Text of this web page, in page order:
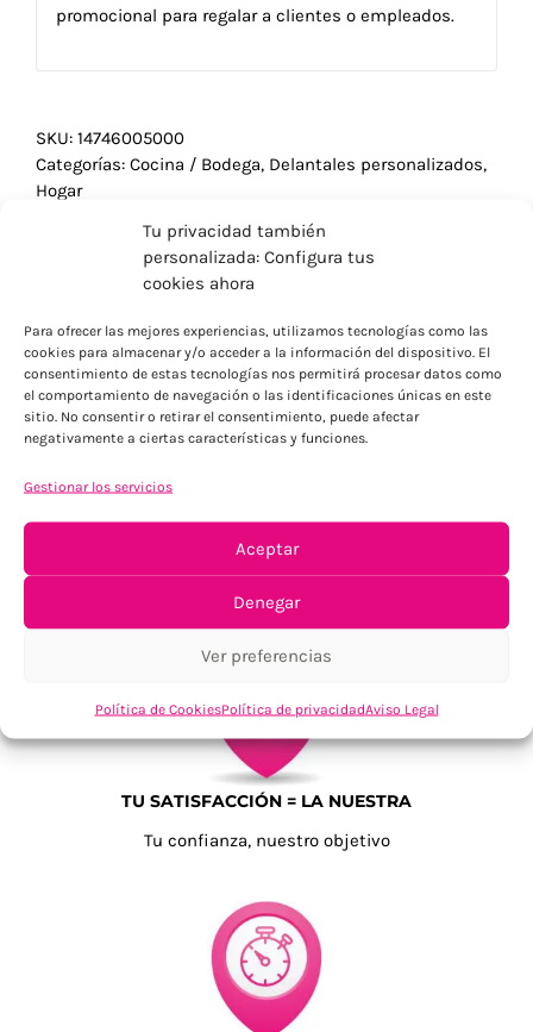
Tu privacidad también
personalizada: Configura tus
cookies ahora
Para ofrecer las mejores experiencias, utilizamos tecnologías como las
cookies para almacenar y/o acceder a la información del dispositivo. El
consentimiento de estas tecnologías nos permitirá procesar datos como
el comportamiento de navegación o las identificaciones únicas en este
sitio. No consentir o retirar el consentimiento, puede afectar
negativamente a ciertas características y funciones.
Gestionar los servicios
Aceptar
Denegar
Ver preferencias
Política de CookiesPolítica de privacidadAviso Legal
promocional para regalar a clientes o empleados.
SKU: 14746005000
Categorías: Cocina / Bodega, Delantales personalizados,
Hogar
ENVÍOS ECONÓMICOS
Para Península, resto consultar
TU SATISFACCIÓN = LA NUESTRA
Tu confianza, nuestro objetivo